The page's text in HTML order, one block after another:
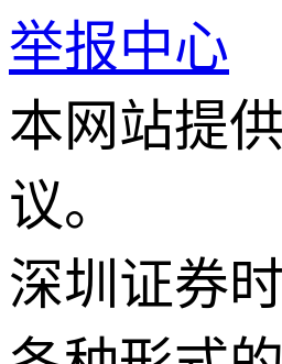
举报中心
本网站提
议。
深圳证券